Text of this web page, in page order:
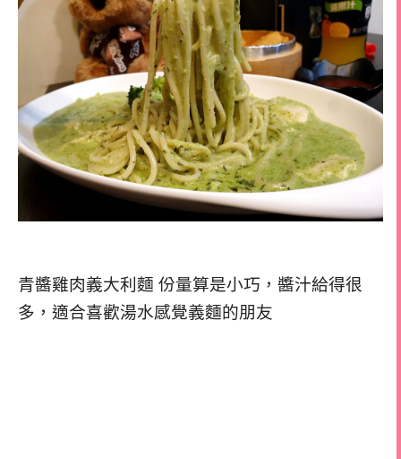
青醬雞肉義大利麵 份量算是小巧，醬汁給得很
多，適合喜歡湯水感覺義麵的朋友